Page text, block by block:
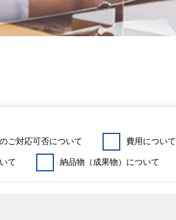
ご対応可否について 費用について
て 納品物（成果物）について